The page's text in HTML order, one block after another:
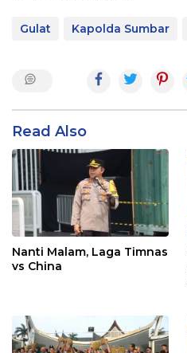
Gulat Kapolda Sumbar
Read Also
Nanti Malam, Laga Timnas
vs China